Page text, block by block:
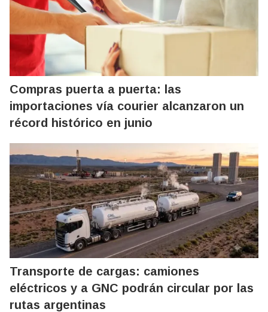
Compras puerta a puerta: las
importaciones vía courier alcanzaron un
récord histórico en junio
Transporte de cargas: camiones
eléctricos y a GNC podrán circular por las
rutas argentinas